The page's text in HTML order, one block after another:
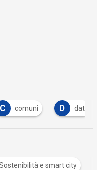
D dati D
Sostenibilità e smart city